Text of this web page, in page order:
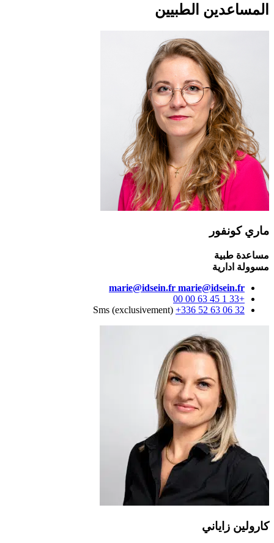
المساعدين الطبيين
ماري كونفور
مساعدة طبية
مسوولة ادارية
marie@idsein.fr marie@idsein.fr
+33 1 45 63 00 00
Sms (exclusivement) +336 52 63 06 32
كارولين زاياني